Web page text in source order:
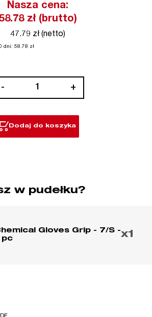
Nasza cena:
zł (brutto)
47.79 zł (netto)
dni: 58.78 zł
- +
Dodaj do koszyka
w pudełku?
Gloves Grip - 7/S -
pc
x1